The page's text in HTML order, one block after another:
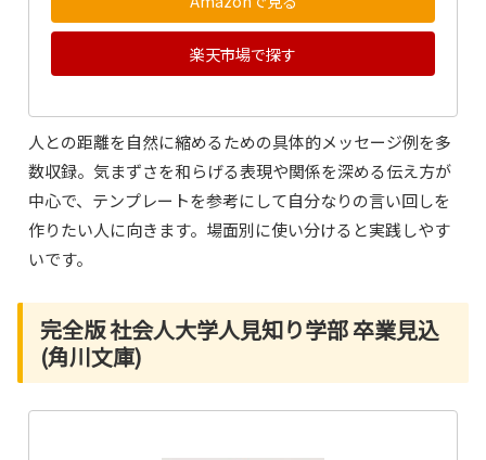
楽天市場で探す
人との距離を自然に縮めるための具体的メッセージ例を多
数収録。気まずさを和らげる表現や関係を深める伝え方が
中心で、テンプレートを参考にして自分なりの言い回しを
作りたい人に向きます。場面別に使い分けると実践しやす
いです。
完全版 社会人大学人見知り学部 卒業見込
(角川文庫)